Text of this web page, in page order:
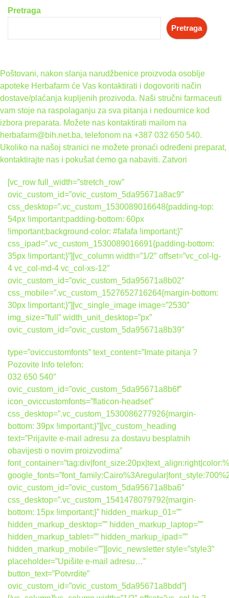
Pretraga
Pretraga
Poštovani, nakon slanja narudžbenice proizvoda osoblje
apoteke Herbafarm će Vas kontaktirati i dogovoriti način
dostave/plaćanja kupljenih prozivoda. Naši stručni farmaceuti
vam stoje na raspolaganju za sva pitanja i nedoumice kod
izbora preparata. Možete nas kontaktirati mailom na
herbafarm@bih.net.ba, telefonom na +387 032 650 540.
Ukoliko na našoj stranici ne možete pronaći određeni preparat,
kontaktirajte nas i pokušat ćemo ga nabaviti. Zatvori
[vc_row full_width=”stretch_row”
ovic_custom_id=”ovic_custom_5da95671a8ac9″
css_desktop=”.vc_custom_1530089016648{padding-top:
54px !important;padding-bottom: 60px
!important;background-color: #fafafa !important;}”
css_ipad=”.vc_custom_1530089016691{padding-bottom:
35px !important;}”][vc_column width=”1/2″ offset=”vc_col-lg-
4 vc_col-md-4 vc_col-xs-12″
ovic_custom_id=”ovic_custom_5da95671a8b02″
css_mobile=”.vc_custom_1527652716264{margin-bottom:
30px !important;}”][vc_single_image image=”2530″
img_size=”full” width_unit_desktop=”px”
ovic_custom_id=”ovic_custom_5da95671a8b39″
type=”oviccustomfonts” text_content=”Imate pitanja ?
Pozovite Info telefon:
032 650 540″
ovic_custom_id=”ovic_custom_5da95671a8b6f”
icon_oviccustomfonts=”flaticon-headset”
css_desktop=”.vc_custom_1530086277926{margin-
bottom: 39px !important;}”][vc_custom_heading
text=”Prijavite e-mail adresu za dostavu besplatnih
obavijesti o novim proizvodima”
ovic_custom_id=”ovic_custom_5da95671a8ba6″
css_desktop=”.vc_custom_1541478079792{margin-
bottom: 15px !important;}” hidden_markup_01=””
hidden_markup_desktop=”” hidden_markup_laptop=””
hidden_markup_tablet=”” hidden_markup_ipad=””
hidden_markup_mobile=””][ovic_newsletter style=”style3″
placeholder=”Upišite e-mail adresu…”
button_text=”Potvrdite”
ovic_custom_id=”ovic_custom_5da95671a8bdd”]